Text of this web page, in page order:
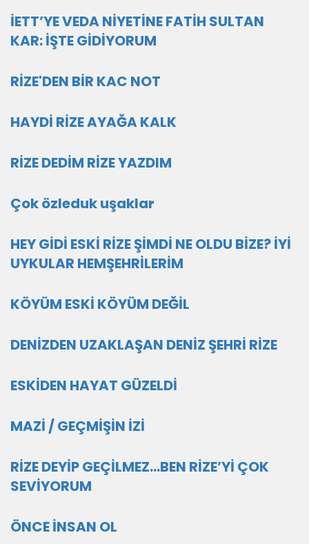
İETT’YE VEDA NİYETİNE FATİH SULTAN
KAR: İŞTE GİDİYORUM
RİZE'DEN BİR KAC NOT
HAYDİ RİZE AYAĞA KALK
RİZE DEDİM RİZE YAZDIM
Çok özleduk uşaklar
HEY GİDİ ESKİ RİZE ŞİMDİ NE OLDU BİZE? İYİ
UYKULAR HEMŞEHRİLERİM
KÖYÜM ESKİ KÖYÜM DEĞİL
DENİZDEN UZAKLAŞAN DENİZ ŞEHRİ RİZE
ESKİDEN HAYAT GÜZELDİ
MAZİ / GEÇMİŞİN İZİ
RİZE DEYİP GEÇİLMEZ...BEN RİZE’Yİ ÇOK
SEVİYORUM
ÖNCE İNSAN OL